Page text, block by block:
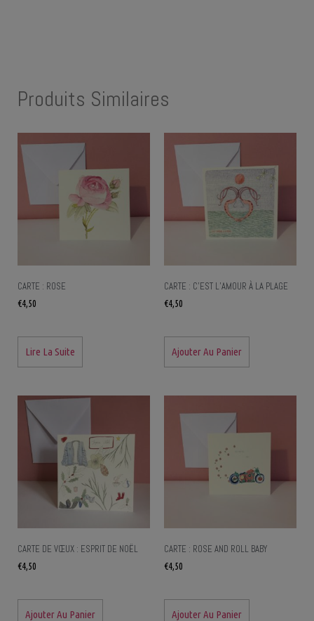
Produits Similaires
CARTE : ROSE
€4,50
Lire La Suite
CARTE : C’EST L’AMOUR À LA PLAGE
€4,50
Ajouter Au Panier
CARTE DE VŒUX : ESPRIT DE NOËL
€4,50
Ajouter Au Panier
CARTE : ROSE AND ROLL BABY
€4,50
Ajouter Au Panier